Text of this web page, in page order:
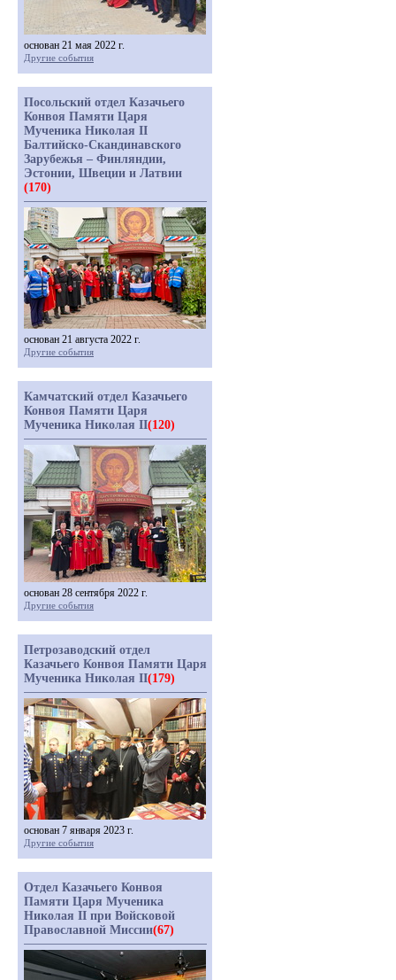
основан 21 мая 2022 г.
Другие события
Посольский отдел Казачьего
Конвоя Памяти Царя
Мученика Николая II
Балтийско-Скандинавского
Зарубежья – Финляндии,
Эстонии, Швеции и Латвии
(170)
основан 21 августа 2022 г.
Другие события
Камчатский отдел Казачьего
Конвоя Памяти Царя
Мученика Николая II(120)
основан 28 сентября 2022 г.
Другие события
Петрозаводский отдел
Казачьего Конвоя Памяти Царя
Мученика Николая II(179)
основан 7 января 2023 г.
Другие события
Отдел Казачьего Конвоя
Памяти Царя Мученика
Николая II при Войсковой
Православной Миссии(67)